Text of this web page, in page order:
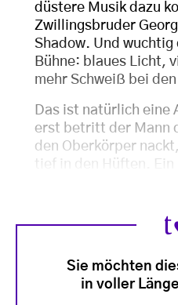
düstere Musik dazu
Zwillingsbruder
Shadow. Und
Bühne: blaues Licht,
mehr Schweiß bei
Das ist natürlich eine
erst betritt der Mann
den Oberkörper
tief in den Hüften. Ein
Sie möchten
in voller